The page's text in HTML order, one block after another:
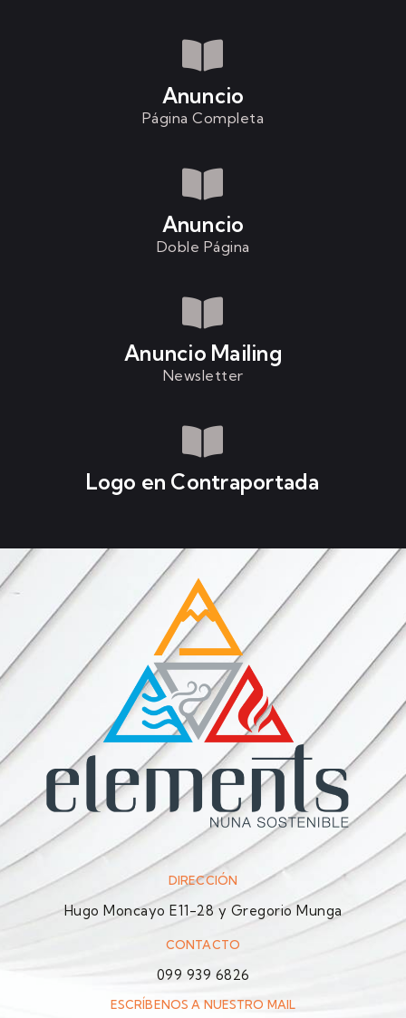
Anuncio
Página Completa
Anuncio
Doble Página
Anuncio Mailing
Newsletter
Logo en Contraportada
DIRECCIÓN
Hugo Moncayo E11-28 y Gregorio Munga
CONTACTO
099 939 6826
ESCRÍBENOS A NUESTRO MAIL